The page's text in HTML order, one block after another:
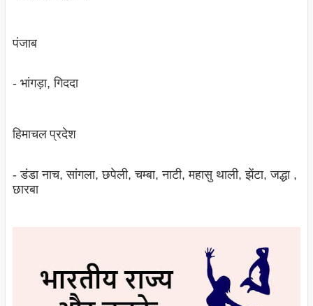
पंजाब
- भांगड़ा, गिददा
हिमाचल प्रदेश
- डंडा नाच, सांगला, छपेली, चम्‍बा, नाटी, महासु थाली, झेंटा, जद्धा ,
छारबा